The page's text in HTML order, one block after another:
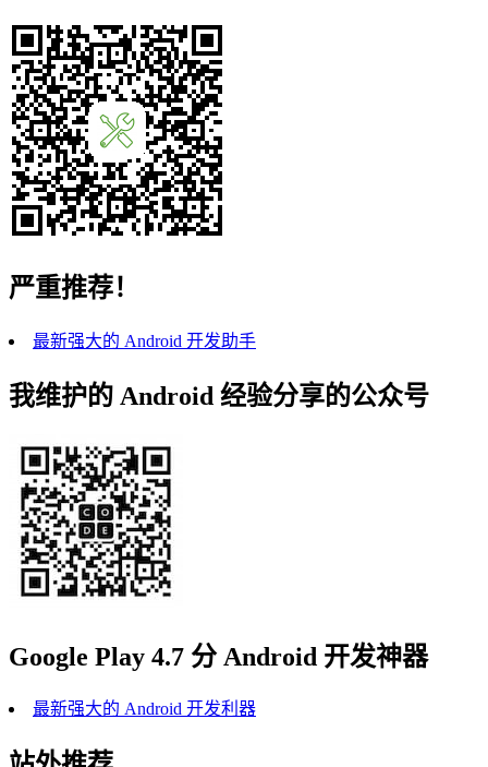
严重推荐！
最新强大的 Android 开发助手
我维护的 Android 经验分享的公众号
Google Play 4.7 分 Android 开发神器
最新强大的 Android 开发利器